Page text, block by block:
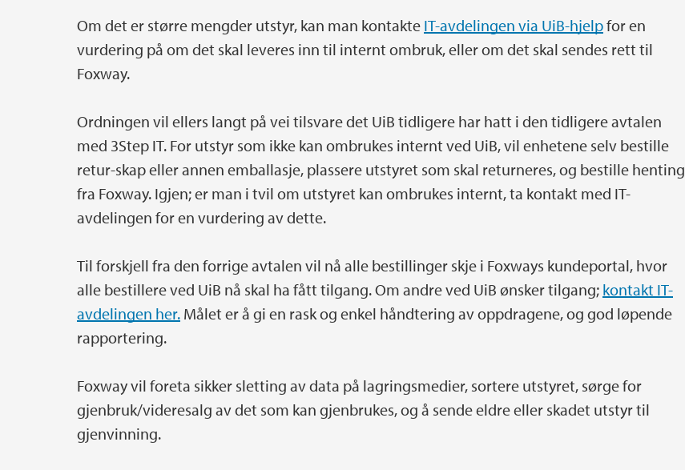
Om det er større mengder utstyr, kan man kontakte IT-avdelingen via UiB-hjelpfor en
vurdering på om det skal leveres inn til internt ombruk, eller om det skal sendes rett til
Foxway.
Ordningen vil ellers langt på vei tilsvare det UiB tidligere har hatt i den tidligere avtalen
med 3Step IT. For utstyr som ikke kan ombrukes internt ved UiB, vil enhetene selv bestille
retur-skap eller annen emballasje, plassere utstyret som skal returneres, og bestille henting
fra Foxway. Igjen; er man i tvil om utstyret kan ombrukes internt, ta kontakt med IT-
avdelingen for en vurdering av dette.
Til forskjell fra den forrige avtalen vil nå alle bestillinger skje i Foxways kundeportal, hvor
alle bestillere ved UiB nå skal ha fått tilgang. Om andre ved UiB ønsker tilgang; kontakt IT-
avdelingen her. Målet er å gi en rask og enkel håndtering av oppdragene, og god løpende
rapportering.
Foxway vil foreta sikker sletting av data på lagringsmedier, sortere utstyret, sørge for
gjenbruk/videresalg av det som kan gjenbrukes, og å sende eldre eller skadet utstyr til
gjenvinning.